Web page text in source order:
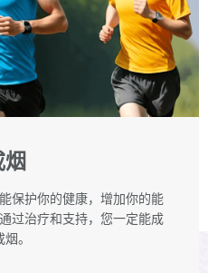
烟
保护你的健康，增加你的能
过治疗和支持，您一定能成
。